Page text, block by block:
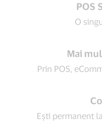
POS
O
Mai
Prin POS,
Ești permanent